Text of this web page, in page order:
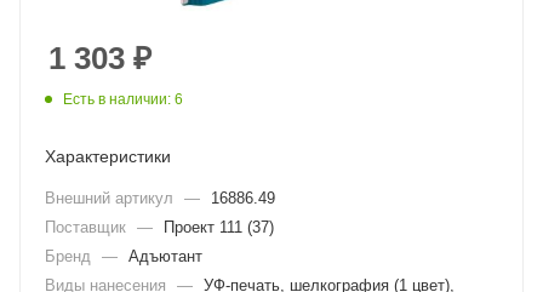
1 303 ₽
Есть в наличии: 6
Характеристики
Внешний артикул —
16886.49
Поставщик —
Проект 111 (37)
Бренд
— Адъютант
Виды нанесения
— УФ-печать, шелкография (1 цвет),